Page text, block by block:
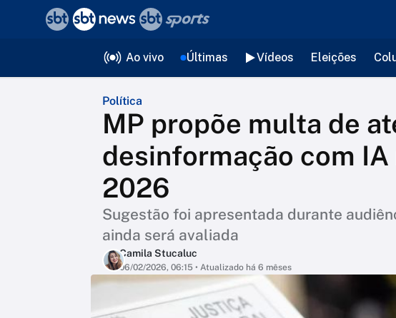
Ao vivo Últimas Vídeos Eleições
Política
MP propõe multa de
desinformação com
2026
Sugestão foi apresentada durante
ainda será avaliada
Camila Stucaluc
06/02/2026, 06:15 • Atualizado há 6 mêses
voltar
Editorias